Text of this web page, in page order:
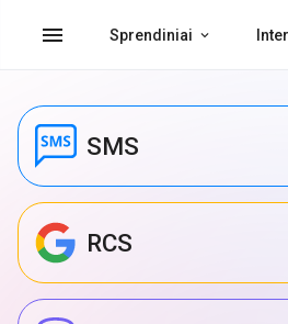
menu Sprendiniai
SMS
RCS